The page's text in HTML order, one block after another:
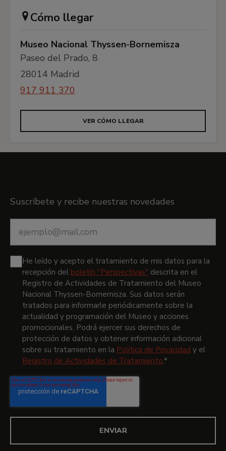
Cómo llegar
Museo Nacional Thyssen-Bornemisza
Paseo del Prado, 8
28014 Madrid
917 911 370
VER CÓMO LLEGAR
Suscríbete y recibe nuestras novedades
electrónico*
He leído y acepto el tratamiento de mis datos para la
recepción del boletín "Perspectivas" descrita en el
Registro de Actividades de Tratamiento del Museo
Nacional Thyssen-Bornemisza. Sus datos serán
tratados para informarle periódicamente sobre la
actualidad y programación del Museo y acciones
promocionales. Podrá ejercer sus derechos de
protección de datos y obtener información adicional
sobre su tratamiento en la Política de Privacidad y el
Registro de Actividades de Tratamiento.*